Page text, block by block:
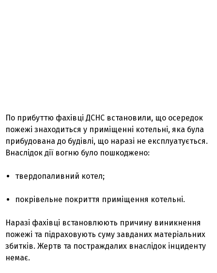
По прибуттю фахівці ДСНС встановили, що осередок
пожежі знаходиться у приміщенні котельні, яка була
прибудована до будівлі, що наразі не експлуатується.
Внаслідок дії вогню було пошкоджено:
твердопаливний котел;
покрівельне покриття приміщення котельні.
Наразі фахівці встановлюють причину виникнення
пожежі та підраховують суму завданих матеріальних
збитків. Жертв та постраждалих внаслідок інциденту
немає.